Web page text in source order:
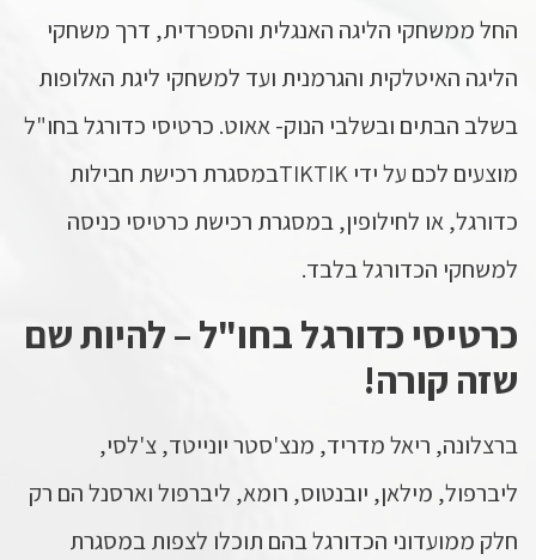
החל ממשחקי הליגה האנגלית והספרדית, דרך משחקי
הליגה האיטלקית והגרמנית ועד למשחקי ליגת האלופות
בשלב הבתים ובשלבי הנוק- אאוט. כרטיסי כדורגל בחו"ל
מוצעים לכם על ידי TIKTIKבמסגרת רכישת חבילות
כדורגל, או לחילופין, במסגרת רכישת כרטיסי כניסה
למשחקי הכדורגל בלבד.
כרטיסי כדורגל בחו"ל – להיות שם
שזה קורה!
ברצלונה, ריאל מדריד, מנצ'סטר יונייטד, צ'לסי,
ליברפול, מילאן, יובנטוס, רומא, ליברפול וארסנל הם רק
חלק ממועדוני הכדורגל בהם תוכלו לצפות במסגרת